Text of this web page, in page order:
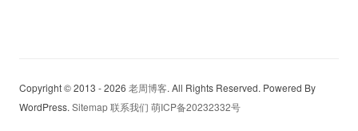
Copyright © 2013 - 2026 老周博客. All Rights Reserved. Powered By
WordPress. Sitemap联系我们 萌ICP备20232332号